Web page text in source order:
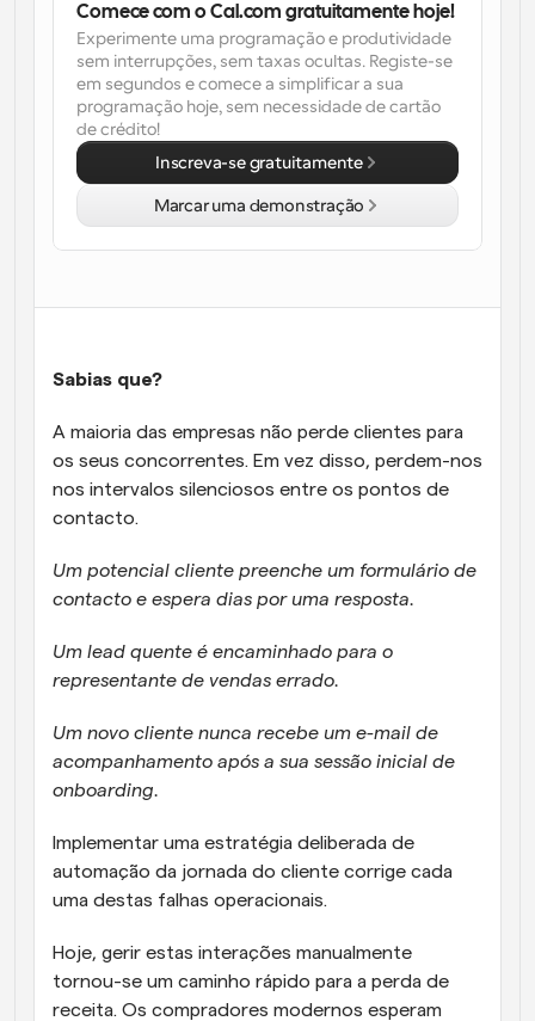
Agendamento potenciado com chamadas
impulsionadas por IA
Fluxos de trabalho
Automatizar agendamento e lembretes
Blogue
Mantenha-se atualizado com as últimas notícias e
atualizações
Reuniões Instantâneas
Webhooks
Sabias que?
A maioria das empresas não perde clientes para
os seus concorrentes. Em vez disso, perdem-nos
nos intervalos silenciosos entre os pontos de
contacto.
Um potencial cliente preenche um formulário de
contacto e espera dias por uma resposta.
Um lead quente é encaminhado para o
representante de vendas errado.
Um novo cliente nunca recebe um e-mail de
acompanhamento após a sua sessão inicial de
onboarding.
Implementar uma estratégia deliberada de
automação da jornada do cliente corrige cada
uma destas falhas operacionais.
Hoje, gerir estas interações manualmente
tornou-se um caminho rápido para a perda de
receita. Os compradores modernos esperam
Comece com o Cal.com gratuitamente hoje!
Experimente uma programação e produtividade
sem interrupções, sem taxas ocultas. Registe-se
em segundos e comece a simplificar a sua
programação hoje, sem necessidade de cartão
de crédito!
Inscreva-se gratuitamente
Marcar uma demonstração